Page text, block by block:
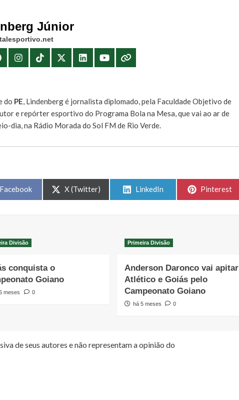
Júnior
do PE, Lindenberg é jornalista diplomado, pela Faculdade Objetivo de
e repórter esportivo do Programa Bola na Mesa, que vai ao ar de
dia, na Rádio Morada do Sol FM de Rio Verde.
Share
Facebook
Share
on
X (Twitter)
Share
LinkedIn
Share
Pinterest
Divisão
conquista o
Goiano
meses 0
Primeira Divisão
Anderson Daronco vai apitar
Atlético e Goiás pelo
Campeonato Goiano
há 5 meses 0
de seus autores e não representam a opinião do